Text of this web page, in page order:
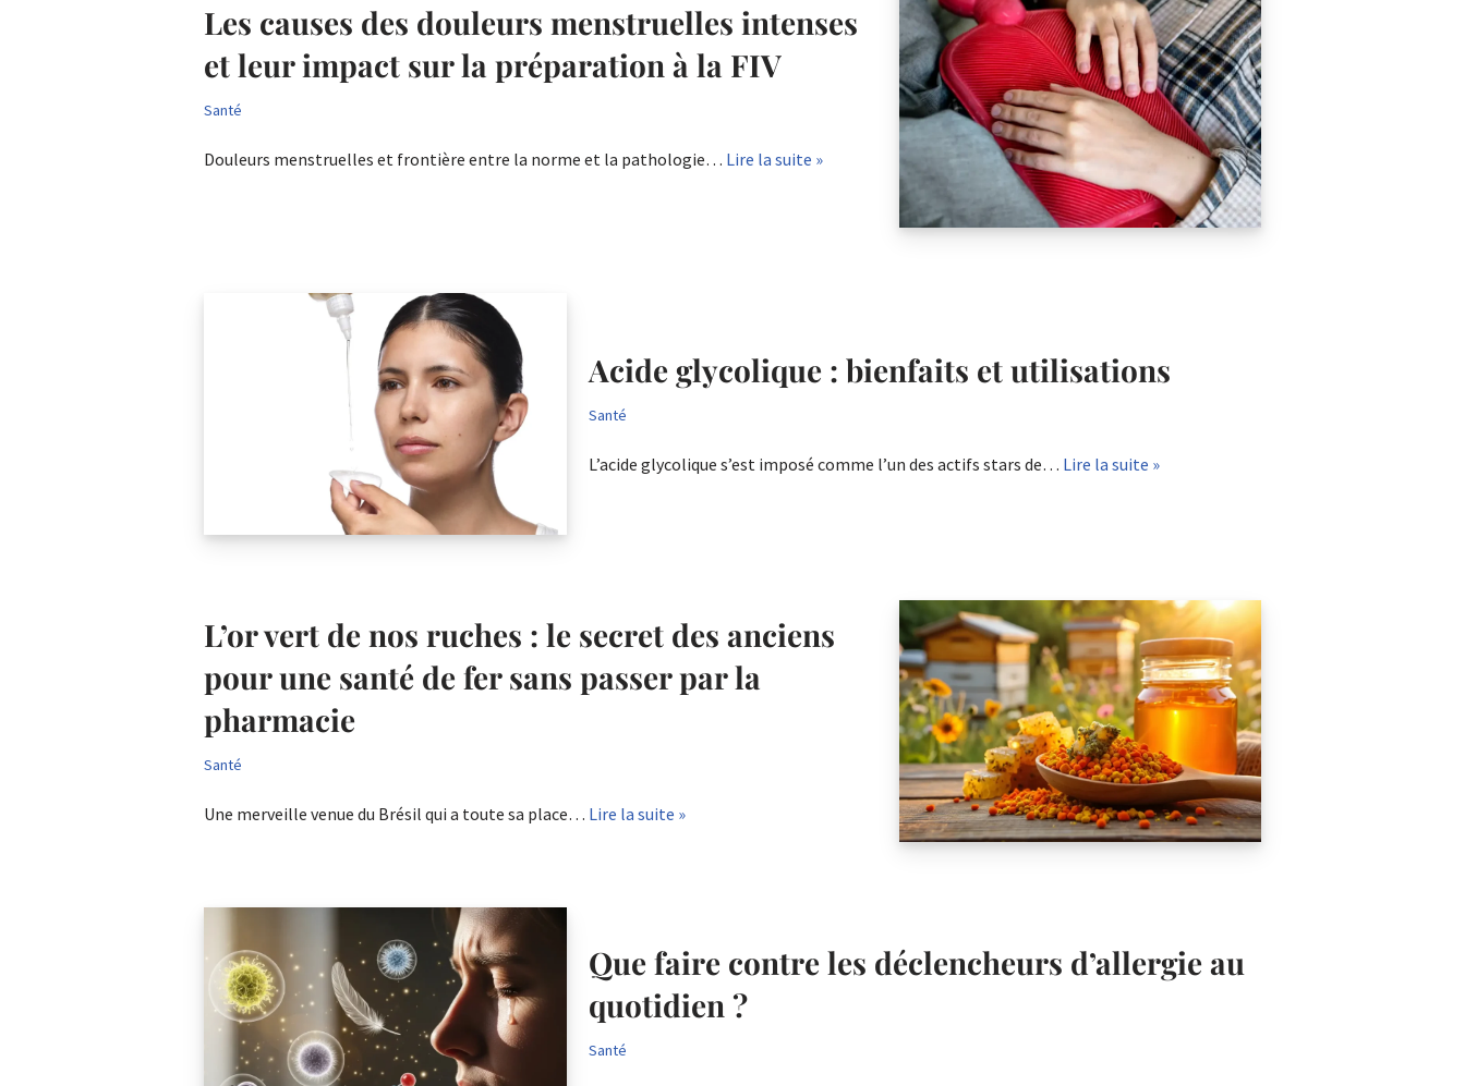
Les causes des douleurs menstruelles intenses
et leur impact sur la préparation à la FIV
Santé
Douleurs menstruelles et frontière entre la norme et la pathologie… Lire la suite »
Acide glycolique : bienfaits et utilisations
Santé
L’acide glycolique s’est imposé comme l’un des actifs stars de… Lire la suite »
L’or vert de nos ruches : le secret des anciens
pour une santé de fer sans passer par la
pharmacie
Santé
Une merveille venue du Brésil qui a toute sa place… Lire la suite »
Que faire contre les déclencheurs d’allergie au
quotidien ?
Santé